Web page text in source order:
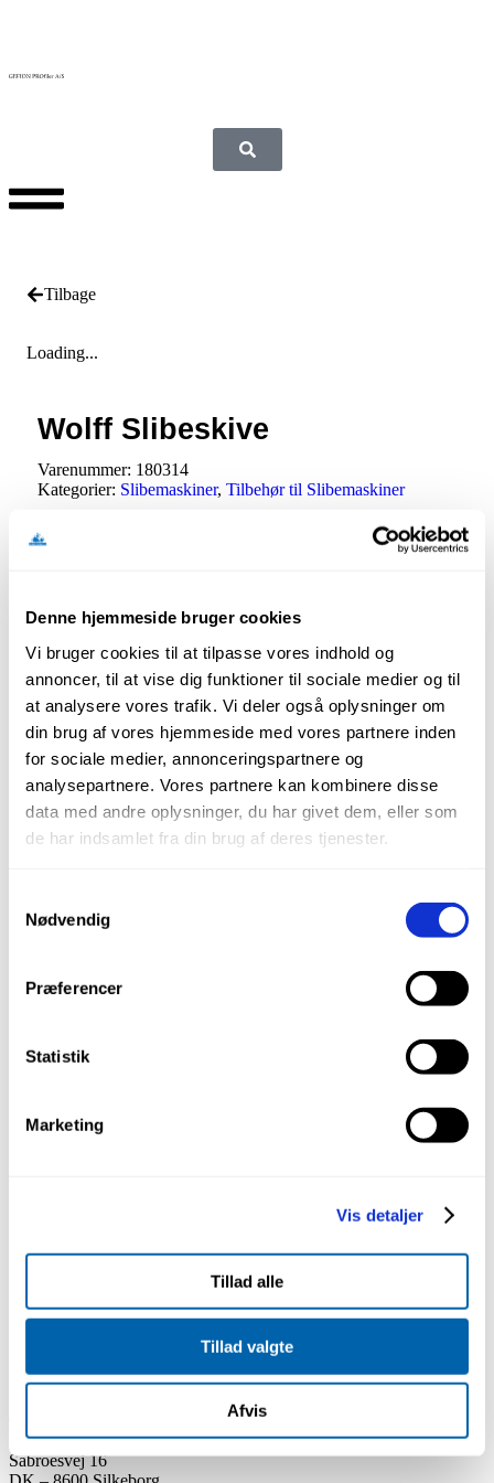
Denne hjemmeside bruger cookies
Vi bruger cookies til at tilpasse vores indhold og
annoncer, til at vise dig funktioner til sociale medier og til
at analysere vores trafik. Vi deler også oplysninger om
din brug af vores hjemmeside med vores partnere inden
for sociale medier, annonceringspartnere og
analysepartnere. Vores partnere kan kombinere disse
data med andre oplysninger, du har givet dem, eller som
de har indsamlet fra din brug af deres tjenester.
Nødvendig
Præferencer
Statistik
Marketing
Vis detaljer
Tillad alle
Tillad valgte
Afvis
Tilbage
Loading...
Wolff Slibeskive
Varenummer: 180314
Kategorier: Slibemaskiner, Tilbehør til Slibemaskiner
K20 Gold
Slibeskive til Wolff BS Betonsliber 180 mm
Passer til denne maskine
Relaterede produkter
udsugning
Sabroesvej 16